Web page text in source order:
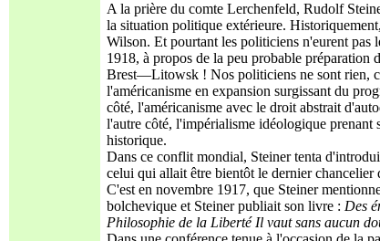
A la prière du comte Lerchenfeld, Rudolf
la situation politique extérieure.
Wilson. Et pourtant les politiciens n'eurent pas
1918, à propos de la peu probable
Brest—Litowsk ! Nos politiciens ne sont rien,
l'américanisme en expansion surgissant du
côté, l'américanisme avec le droit abstrait
l'autre côté, l'impérialisme idéologique prenant
historique.
Dans ce conflit mondial, Steiner tenta
celui qui allait être bientôt le dernier
C'est en novembre 1917, que Steiner
bolchevique et Steiner publiait son livre : Des
Philosophie de la Liberté Il vaut sans aucun